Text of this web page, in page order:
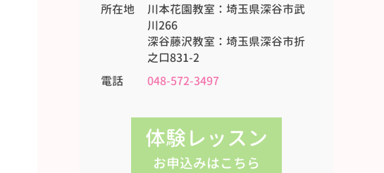
所在地
川本花園教室：埼玉県深谷市武
川266
深谷藤沢教室：埼玉県深谷市折
之口831-2
電話
048-572-3497
体験レッスン
お申込みはこちら